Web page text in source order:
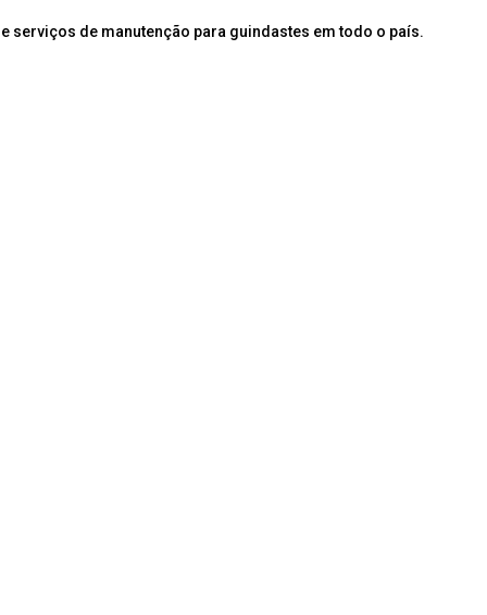
serviços de manutenção para guindastes em todo o país.